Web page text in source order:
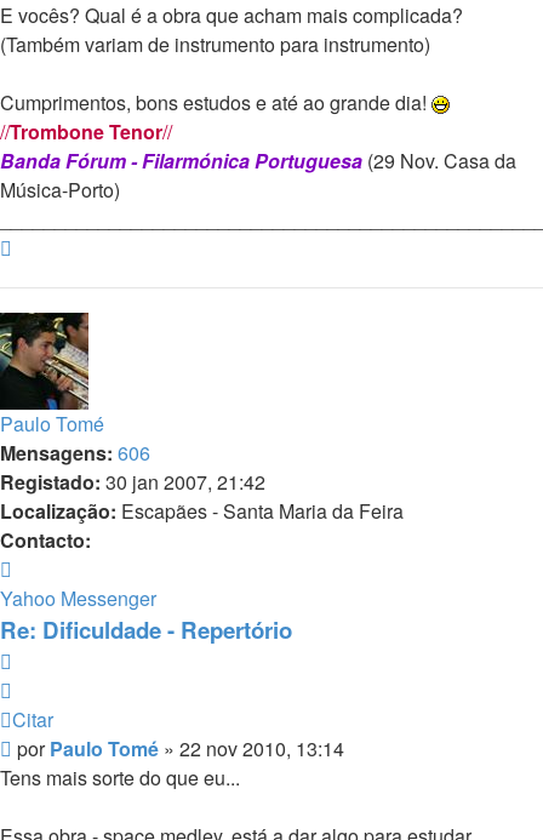
E vocês? Qual é a obra que acham mais complicada?
(Também variam de instrumento para instrumento)
Cumprimentos, bons estudos e até ao grande dia!
//Trombone Tenor//
Banda Fórum - Filarmónica Portuguesa (29 Nov. Casa da
Música-Porto)
Paulo Tomé
Mensagens: 606
Registado: 30 jan 2007, 21:42
Localização: Escapães - Santa Maria da Feira
Contacto:
Paulo
Tomé
Yahoo Messenger
Re: Dificuldade - Repertório
Citar
Mensagem
porPaulo Tomé » 22 nov 2010, 13:14
Tens mais sorte do que eu...